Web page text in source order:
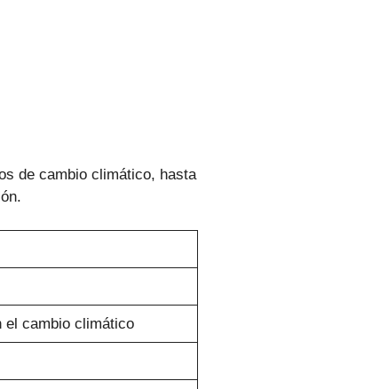
de cambio climático, hasta
el cambio climático